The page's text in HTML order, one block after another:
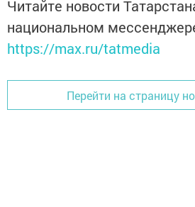
Читайте новости
национальном
https://max.ru/tatmedia
Перейти на страницу